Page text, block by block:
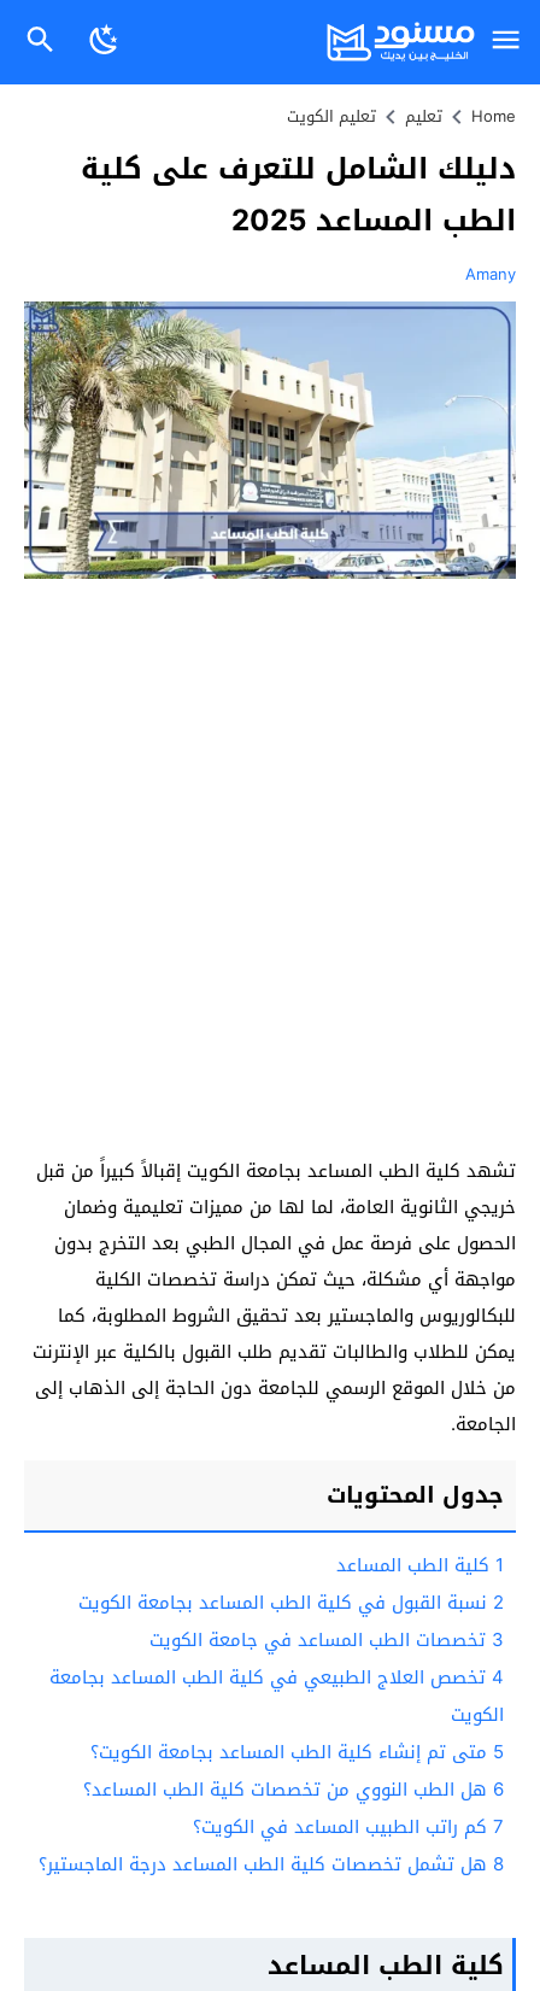
Home تعليم تعليم الكويت
دليلك الشامل للتعرف على كلية
الطب المساعد 2025
Amany
تشهد كلية الطب المساعد بجامعة الكويت إقبالاً كبيراً من قبل
خريجي الثانوية العامة، لما لها من مميزات تعليمية وضمان
الحصول على فرصة عمل في المجال الطبي بعد التخرج بدون
مواجهة أي مشكلة، حيث تمكن دراسة تخصصات الكلية
للبكالوريوس والماجستير بعد تحقيق الشروط المطلوبة، كما
يمكن للطلاب والطالبات تقديم طلب القبول بالكلية عبر الإنترنت
من خلال الموقع الرسمي للجامعة دون الحاجة إلى الذهاب إلى
الجامعة.
جدول المحتويات
1 كلية الطب المساعد
2 نسبة القبول في كلية الطب المساعد بجامعة الكويت
3 تخصصات الطب المساعد في جامعة الكويت
4تخصص العلاج الطبيعي في كلية الطب المساعد بجامعة
الكويت
5 متى تم إنشاء كلية الطب المساعد بجامعة الكويت؟
6 هل الطب النووي من تخصصات كلية الطب المساعد؟
7 كم راتب الطبيب المساعد في الكويت؟
8 هل تشمل تخصصات كلية الطب المساعد درجة الماجستير؟
كلية الطب المساعد